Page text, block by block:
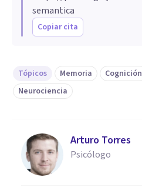
semantica
Copiar cita
Tópicos Memoria Cognición
Neurociencia
Arturo Torres
Psicólogo